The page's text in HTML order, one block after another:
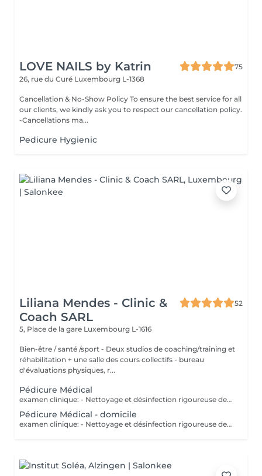
LOVE NAILS by Katrin
75
26, rue du Curé Luxembourg L-1368
Cancellation & No-Show Policy To ensure the best service for all
our clients, we kindly ask you to respect our cancellation policy.
-Cancellations ma...
Pedicure Hygienic
Liliana Mendes - Clinic &
Coach SARL
52
5, Place de la gare Luxembourg L-1616
Bien-être / santé /sport - Deux studios de coaching/training et
réhabilitation + une salle des cours collectifs - bureau
d'évaluations physiques, r...
Pédicure Médical
examen clinique: - Nettoyage et désinfection rigoureuse des pieds - soin des ongles: coupe correct, fraisage ( diminution de l`épaisseur) et nettoyage des sillons pour prévenir les ongles incarnés. - traitement des callosités rdv chez 691 60 25 60 ou clinic.coach@lilianamendes.eu
Pédicure Médical - domicile
examen clinique: - Nettoyage et désinfection rigoureuse des pieds - soin des ongles: coupe correct, fraisage ( diminution de l`épaisseur) et nettoyage des sillons pour prévenir les ongles incarnés. - traitement des callosités rdv chez 691 60 25 60 ou clinic.coach@lilianamendes.eu